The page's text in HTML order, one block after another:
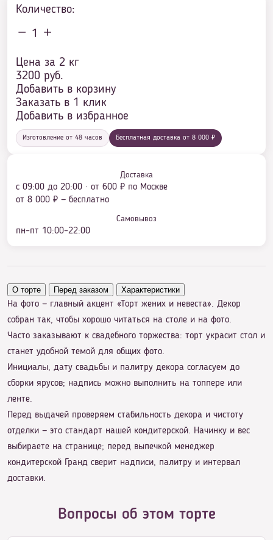
Количество:
1
Цена за 2 кг
3200 руб.
Добавить в корзину
Заказать в 1 клик
Добавить в избранное
Изготовление от 48 часов Бесплатная доставка от 8 000 ₽
Доставка
с 09:00 до 20:00 · от 600 ₽ по Москве
от 8 000 ₽ — бесплатно
Самовывоз
пн–пт 10:00–22:00
О торте Перед заказом Характеристики
На фото — главный акцент «Торт жених и невеста». Декор
собран так, чтобы хорошо читаться на столе и на фото.
Часто заказывают к свадебного торжества: торт украсит стол и
станет удобной темой для общих фото.
Инициалы, дату свадьбы и палитру декора согласуем до
сборки ярусов; надпись можно выполнить на топпере или
ленте.
Перед выдачей проверяем стабильность декора и чистоту
отделки — это стандарт нашей кондитерской. Начинку и вес
выбираете на странице; перед выпечкой менеджер
кондитерской Гранд сверит надписи, палитру и интервал
доставки.
Вопросы об этом торте